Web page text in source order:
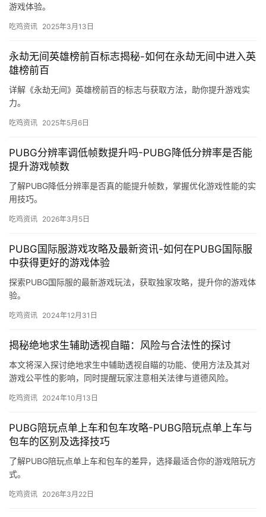
游戏体验。
吃鸡资讯 2025年3月13日
永劫无间英雄榜前百标志揭秘-如何在永劫无间中进入英
雄榜前百
详解《永劫无间》英雄榜前百的标志与获取方法，助你提升游戏实
力。
吃鸡资讯 2025年5月6日
PUBG分辨率调低帧数提升吗-PUBG降低分辨率是否能
提升游戏帧数
了解PUBG降低分辨率是否真的能提升帧数，掌握优化游戏性能的实
用技巧。
吃鸡资讯 2026年3月5日
PUBG国际服游戏攻略及最新资讯-如何在PUBG国际服
中获得更好的游戏体验
探索PUBG国际服的最新游戏玩法，获取独家攻略，提升你的游戏体
验。
吃鸡资讯 2024年12月31日
揭秘绝地求生辅助透视自瞄：风险与合法性的探讨
本文将深入探讨绝地求生中辅助透视自瞄的功能、使用方法及其对
游戏公平性的影响，同时提醒玩家注意相关法律与道德风险。
吃鸡资讯 2024年10月13日
PUBG陪玩点单上车和包车攻略-PUBG陪玩点单上车与
包车的区别及选择技巧
了解PUBG陪玩点单上车和包车的差异，选择最适合你的游戏陪玩方
式。
吃鸡资讯 2026年3月22日